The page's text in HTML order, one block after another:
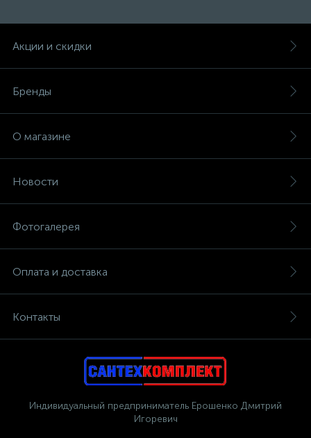
Акции и скидки
Бренды
О магазине
Новости
Фотогалерея
Оплата и доставка
Контакты
Индивидуальный предприниматель Ерошенко Дмитрий
Игоревич